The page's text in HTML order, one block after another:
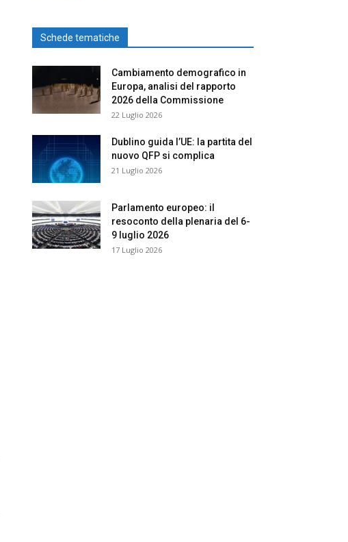
Schede tematiche
Cambiamento demografico in
Europa, analisi del rapporto
2026 della Commissione
22 Luglio 2026
Dublino guida l’UE: la partita del
nuovo QFP si complica
21 Luglio 2026
Parlamento europeo: il
resoconto della plenaria del 6-
9 luglio 2026
17 Luglio 2026